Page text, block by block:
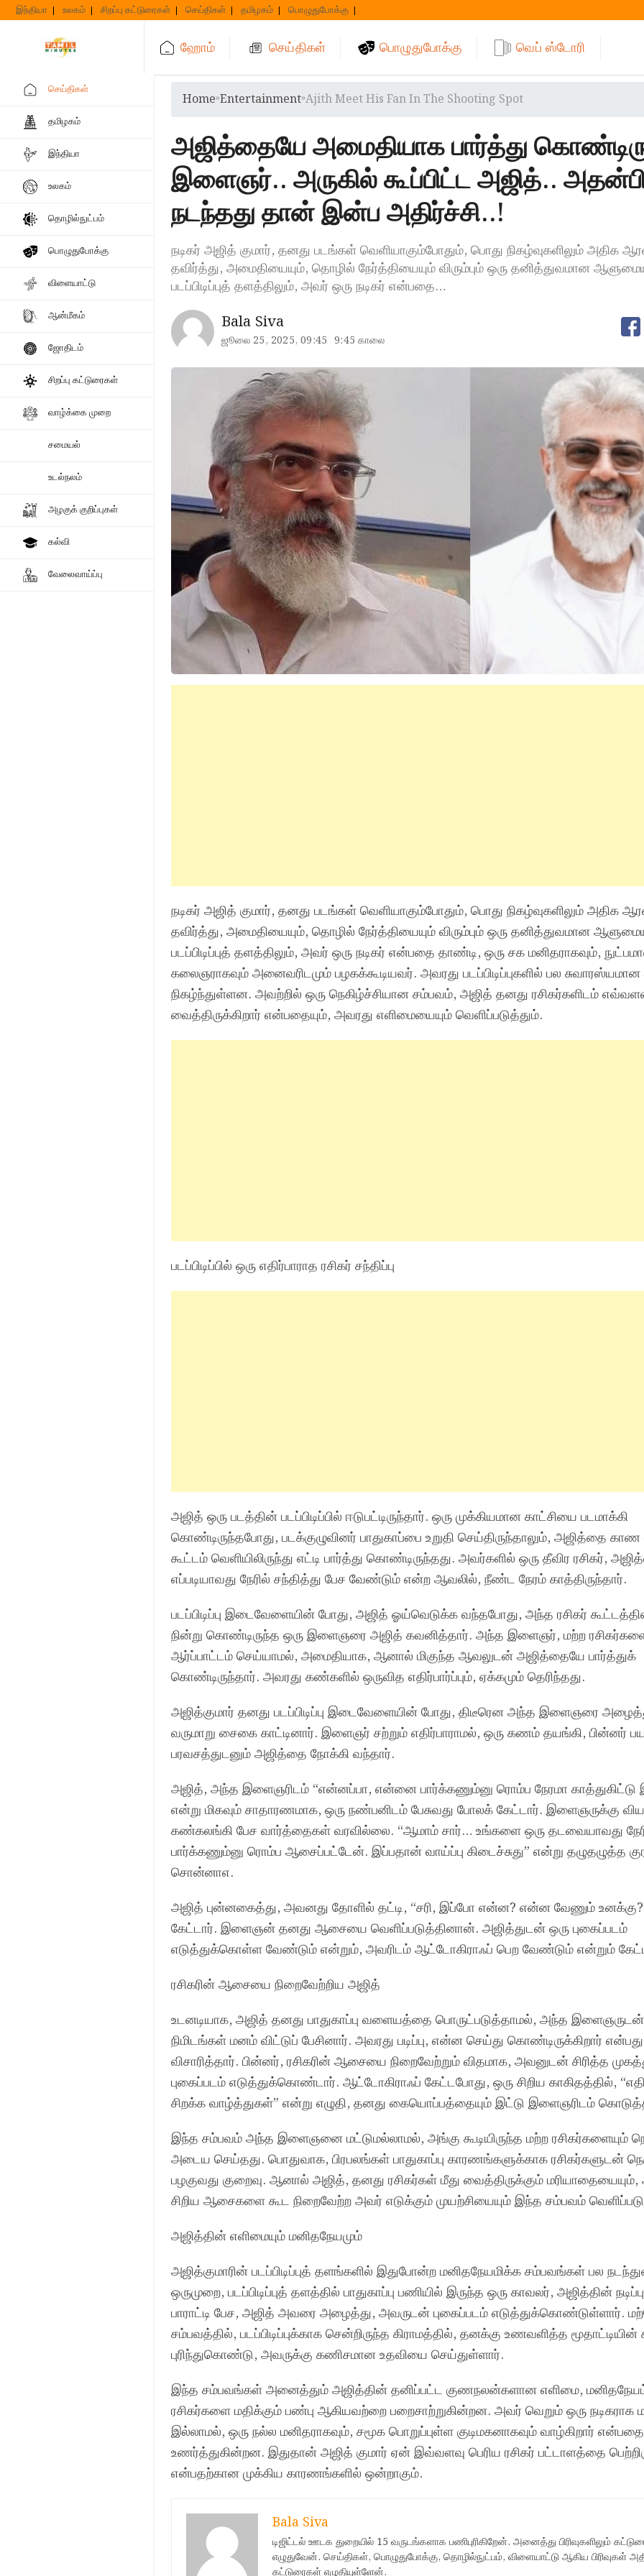
Skip
to
இந்தியா உலகம் சிறப்பு கட்டுரைகள் செய்திகள் தமிழகம் பொழுதுபோக்கு
ஹோம் செய்திகள் பொழுதுபோக்கு வெப் ஸ்டோரி
செய்திகள்
தமிழகம்
இந்தியா
உலகம்
தொழில்நுட்பம்
பொழுதுபோக்கு
விளையாட்டு
ஆன்மீகம்
ஜோதிடம்
சிறப்பு கட்டுரைகள்
வாழ்க்கை முறை
சமையல்
உடல்நலம்
அழகுக் குறிப்புகள்
கல்வி
வேலைவாய்ப்பு
Home»Entertainment»Ajith Meet His Fan In The Shooting Spot
அஜித்தையே அமைதியாக பார்த்து
இளைஞர்.. அருகில் கூப்பிட்ட அஜித்..
நடந்தது தான் இன்ப அதிர்ச்சி..!
நடிகர் அஜித் குமார், தனது படங்கள் வெளியாகும்போதும், பொது நிகழ்வுகளிலும் அதிக
தவிர்த்து, அமைதியையும், தொழில் நேர்த்தியையும் விரும்பும் ஒரு தனித்துவமான
படப்பிடிப்புத் தளத்திலும், அவர் ஒரு நடிகர் என்பதை…
Bala Siva
ஜூலை 25, 2025, 09:45 9:45 காலை
நடிகர் அஜித் குமார், தனது படங்கள் வெளியாகும்போதும், பொது நிகழ்வுகளிலும் அதிக
தவிர்த்து, அமைதியையும், தொழில் நேர்த்தியையும் விரும்பும் ஒரு தனித்துவமான
படப்பிடிப்புத் தளத்திலும், அவர் ஒரு நடிகர் என்பதை தாண்டி, ஒரு சக மனிதராகவும்,
கலைஞராகவும் அனைவரிடமும் பழகக்கூடியவர். அவரது படப்பிடிப்புகளில் பல
நிகழ்ந்துள்ளன. அவற்றில் ஒரு நெகிழ்ச்சியான சம்பவம், அஜித் தனது ரசிகர்களிடம் எவ்வளவு
வைத்திருக்கிறார் என்பதையும், அவரது எளிமையையும் வெளிப்படுத்தும்.
படப்பிடிப்பில் ஒரு எதிர்பாராத ரசிகர் சந்திப்பு
அஜித் ஒரு படத்தின் படப்பிடிப்பில் ஈடுபட்டிருந்தார். ஒரு முக்கியமான காட்சியை படமாக்கி
கொண்டிருந்தபோது, படக்குழுவினர் பாதுகாப்பை உறுதி செய்திருந்தாலும், அஜித்தை காண
கூட்டம் வெளியிலிருந்து எட்டி பார்த்து கொண்டிருந்தது. அவர்களில் ஒரு தீவிர ரசிகர்,
எப்படியாவது நேரில் சந்தித்து பேச வேண்டும் என்ற ஆவலில், நீண்ட நேரம் காத்திருந்தார்.
படப்பிடிப்பு இடைவேளையின் போது, அஜித் ஓய்வெடுக்க வந்தபோது, அந்த ரசிகர்
நின்று கொண்டிருந்த ஒரு இளைஞரை அஜித் கவனித்தார். அந்த இளைஞர், மற்ற
ஆர்ப்பாட்டம் செய்யாமல், அமைதியாக, ஆனால் மிகுந்த ஆவலுடன் அஜித்தையே பார்த்துக்
கொண்டிருந்தார். அவரது கண்களில் ஒருவித எதிர்பார்ப்பும், ஏக்கமும் தெரிந்தது.
அஜித்குமார் தனது படப்பிடிப்பு இடைவேளையின் போது, திடீரென அந்த இளைஞரை
வருமாறு சைகை காட்டினார். இளைஞர் சற்றும் எதிர்பாராமல், ஒரு கணம் தயங்கி, பின்னர்
பரவசத்துடனும் அஜித்தை நோக்கி வந்தார்.
அஜித், அந்த இளைஞரிடம் “என்னப்பா, என்னை பார்க்கணும்னு ரொம்ப நேரமா காத்துகிட்டு
என்று மிகவும் சாதாரணமாக, ஒரு நண்பனிடம் பேசுவது போலக் கேட்டார். இளைஞருக்கு
கண்கலங்கி பேச வார்த்தைகள் வரவில்லை. “ஆமாம் சார்… உங்களை ஒரு தடவையாவது
பார்க்கணும்னு ரொம்ப ஆசைப்பட்டேன். இப்பதான் வாய்ப்பு கிடைச்சுது” என்று தழுதழுத்த
சொன்னாஎ.
அஜித் புன்னகைத்து, அவனது தோளில் தட்டி, “சரி, இப்போ என்ன? என்ன வேணும்
கேட்டார். இளைஞன் தனது ஆசையை வெளிப்படுத்தினான். அஜித்துடன் ஒரு புகைப்படம்
எடுத்துக்கொள்ள வேண்டும் என்றும், அவரிடம் ஆட்டோகிராஃப் பெற வேண்டும் என்றும்
ரசிகரின் ஆசையை நிறைவேற்றிய அஜித்
உடனடியாக, அஜித் தனது பாதுகாப்பு வளையத்தை பொருட்படுத்தாமல், அந்த இளைஞருடன்
நிமிடங்கள் மனம் விட்டுப் பேசினார். அவரது படிப்பு, என்ன செய்து கொண்டிருக்கிறார் என்பது
விசாரித்தார். பின்னர், ரசிகரின் ஆசையை நிறைவேற்றும் விதமாக, அவனுடன் சிரித்த
புகைப்படம் எடுத்துக்கொண்டார். ஆட்டோகிராஃப் கேட்டபோது, ஒரு சிறிய காகிதத்தில்,
சிறக்க வாழ்த்துகள்” என்று எழுதி, தனது கையொப்பத்தையும் இட்டு இளைஞரிடம்
இந்த சம்பவம் அந்த இளைஞனை மட்டுமல்லாமல், அங்கு கூடியிருந்த மற்ற ரசிகர்களையும்
அடைய செய்தது. பொதுவாக, பிரபலங்கள் பாதுகாப்பு காரணங்களுக்காக ரசிகர்களுடன்
பழகுவது குறைவு. ஆனால் அஜித், தனது ரசிகர்கள் மீது வைத்திருக்கும்
சிறிய ஆசைகளை கூட நிறைவேற்ற அவர் எடுக்கும் முயற்சியையும் இந்த சம்பவம்
அஜித்தின் எளிமையும் மனிதநேயமும்
அஜித்குமாரின் படப்பிடிப்புத் தளங்களில் இதுபோன்ற மனிதநேயமிக்க சம்பவங்கள் பல
ஒருமுறை, படப்பிடிப்புத் தளத்தில் பாதுகாப்பு பணியில் இருந்த ஒரு காவலர், அஜித்தின்
பாராட்டி பேச, அஜித் அவரை அழைத்து, அவருடன் புகைப்படம் எடுத்துக்கொண்டுள்ளார்.
சம்பவத்தில், படப்பிடிப்புக்காக சென்றிருந்த கிராமத்தில், தனக்கு உணவளித்த
புரிந்துகொண்டு, அவருக்கு கணிசமான உதவியை செய்துள்ளார்.
இந்த சம்பவங்கள் அனைத்தும் அஜித்தின் தனிப்பட்ட குணநலன்களான எளிமை,
ரசிகர்களை மதிக்கும் பண்பு ஆகியவற்றை பறைசாற்றுகின்றன. அவர் வெறும் ஒரு நடிகராக
இல்லாமல், ஒரு நல்ல மனிதராகவும், சமூக பொறுப்புள்ள குடிமகனாகவும் வாழ்கிறார்
உணர்த்துகின்றன. இதுதான் அஜித் குமார் ஏன் இவ்வளவு பெரிய ரசிகர் பட்டாளத்தை
என்பதற்கான முக்கிய காரணங்களில் ஒன்றாகும்.
Bala Siva
டிஜிட்டல் ஊடக துறையில் 15 வருடங்களாக பணிபுரிகிறேன். அனைத்து பிரிவுகளிலும்
எழுதுவேன். செய்திகள், பொழுதுபோக்கு, தொழில்நுட்பம், விளையாட்டு ஆகிய பிரிவுகள்
கட்டுரைகள் எழுதியுள்ளேன்.